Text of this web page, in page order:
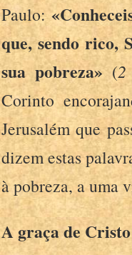
Paulo:
que, sendo rico,
sua pobreza»(
Corinto
Jerusalém que
dizem estas
à pobreza, a uma
A graça de Cristo